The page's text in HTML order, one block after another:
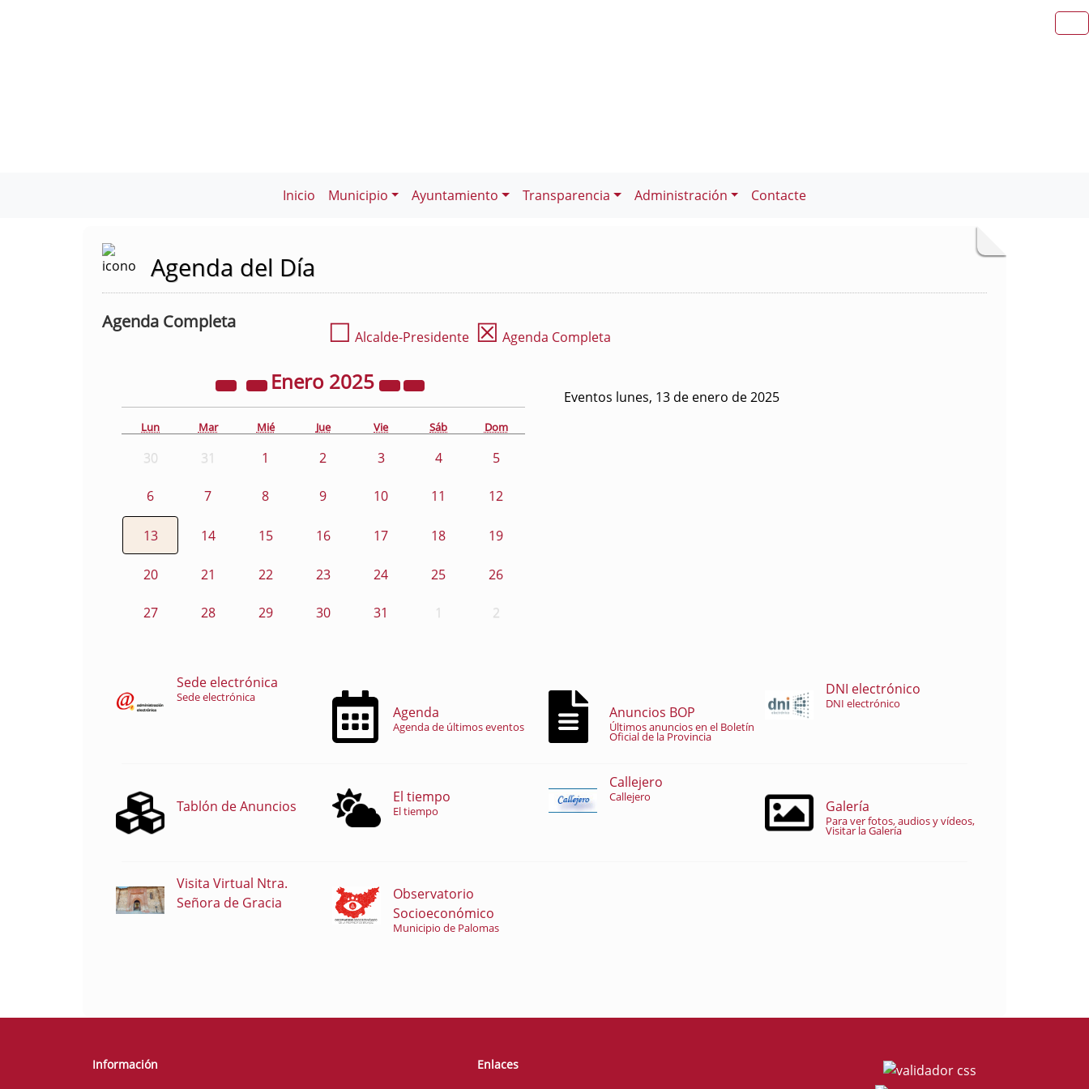
Inicio Municipio Ayuntamiento Transparencia Administración Contacte
Agenda del Día
Agenda Completa ☐ Alcalde-Presidente ☒ Agenda Completa
Enero 2025
Lun Mar Mié Jue Vie Sáb Dom
30 31 1 2 3 4 5
6 7 8 9 10 11 12
13 14 15 16 17 18 19
20 21 22 23 24 25 26
27 28 29 30 31 1 2
Eventos lunes, 13 de enero de 2025
Sede electrónica
Sede electrónica
Agenda
Agenda de últimos eventos
Anuncios BOP
Últimos anuncios en el Boletín
Oficial de la Provincia
DNI electrónico
DNI electrónico
Tablón de Anuncios
El tiempo
El tiempo
Callejero
Callejero
Galería
Para ver fotos, audios y vídeos,
Visitar la Galería
Visita Virtual Ntra.
Señora de Gracia
Observatorio
Socioeconómico
Municipio de Palomas
Información Enlaces